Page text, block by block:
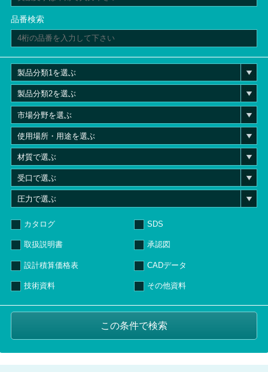
品番検索
カタログ SDS
取扱説明書 承認図
設計積算価格表 CADデータ
技術資料 その他資料